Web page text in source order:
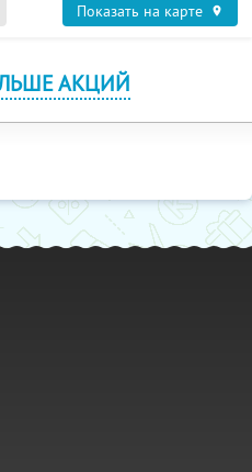
Показать на карте
АКЦИЙ